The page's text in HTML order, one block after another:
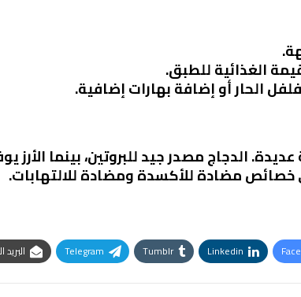
الغذائية للطبق.
الحار أو إضافة بهارات إضافية.
الدجاج مصدر جيد للبروتين، بينما الأرز
خصائص مضادة للأكسدة ومضادة للالتهابات.
Linkedin
Tumblr
Telegram البريد